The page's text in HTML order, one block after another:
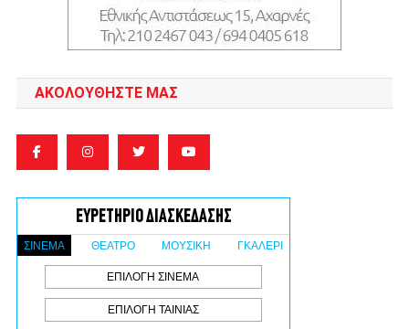
ΑΚΟΛΟΥΘΉΣΤΕ ΜΑΣ